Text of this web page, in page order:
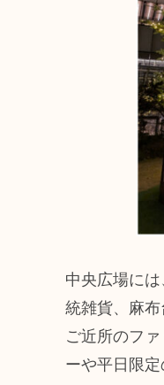
中央広場に
統雑貨、麻
ご近所のフ
ーや平日限